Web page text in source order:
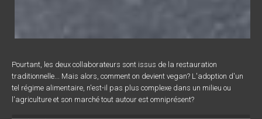
Pourtant, les deux collaborateurs sont issus de la restauration
traditionnelle... Mais alors, comment on devient vegan? L'adoption d'un
tel régime alimentaire, n'est-il pas plus complexe dans un milieu ou
l'agriculture et son marché tout autour est omniprésent?